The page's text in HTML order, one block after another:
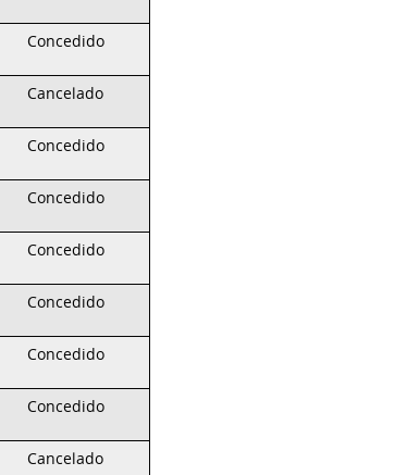
Concedido
Cancelado
Concedido
Concedido
Concedido
Concedido
Concedido
Concedido
Cancelado